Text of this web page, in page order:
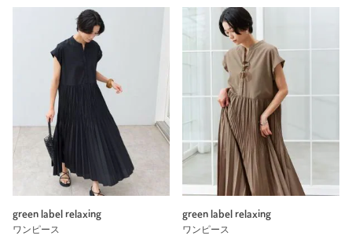
green label relaxing
ワンピース
green label relaxing
ワンピース